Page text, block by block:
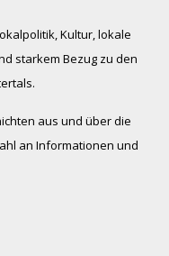
Kultur, lokale
starkem Bezug zu den
aus und über die
an Informationen und